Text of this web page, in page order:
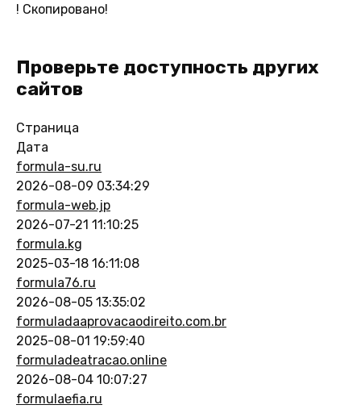
! Скопировано!
Проверьте доступность других
сайтов
Страница
Дата
formula-su.ru
2026-08-09 03:34:29
formula-web.jp
2026-07-21 11:10:25
formula.kg
2025-03-18 16:11:08
formula76.ru
2026-08-05 13:35:02
formuladaaprovacaodireito.com.br
2025-08-01 19:59:40
formuladeatracao.online
2026-08-04 10:07:27
formulaefia.ru